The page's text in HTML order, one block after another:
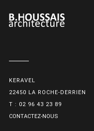
KERAVEL
22450 LA ROCHE-DERRIEN
T : 02 96 43 23 89
CONTACTEZ-NOUS